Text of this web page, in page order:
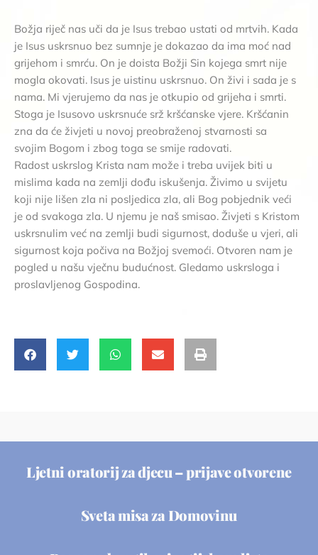
Božja riječ nas uči da je Isus trebao ustati od mrtvih. Kada
je Isus uskrsnuo bez sumnje je dokazao da ima moć nad
grijehom i smrću. On je doista Božji Sin kojega smrt nije
mogla okovati. Isus je uistinu uskrsnuo. On živi i sada je s
nama. Mi vjerujemo da nas je otkupio od grijeha i smrti.
Stoga je Isusovo uskrsnuće srž kršćanske vjere. Kršćanin
zna da će živjeti u novoj preobraženoj stvarnosti sa
svojim Bogom i zbog toga se smije radovati.
Radost uskrslog Krista nam može i treba uvijek biti u
mislima kada na zemlji dođu iskušenja. Živimo u svijetu
koji nije lišen zla ni posljedica zla, ali Bog pobjednik veći
je od svakoga zla. U njemu je naš smisao. Živjeti s Kristom
uskrsnulim već na zemlji budi sigurnost, doduše u vjeri, ali
sigurnost koja počiva na Božjoj svemoći. Otvoren nam je
pogled u našu vječnu budućnost. Gledamo uskrsloga i
proslavljenog Gospodina.
Ljetni oratorij za djecu – prijave otvorene
Sveta misa za Domovinu